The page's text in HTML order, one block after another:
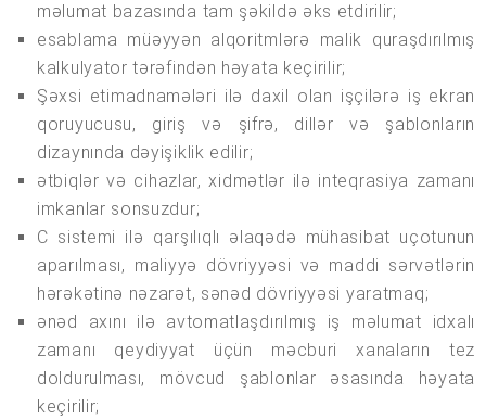
məlumat bazasında tam şəkildə əks etdirilir;
esablama müəyyən alqoritmlərə malik quraşdırılmış
kalkulyator tərəfindən həyata keçirilir;
Şəxsi etimadnamələri ilə daxil olan işçilərə iş ekran
qoruyucusu, giriş və şifrə, dillər və şablonların
dizaynında dəyişiklik edilir;
ətbiqlər və cihazlar, xidmətlər ilə inteqrasiya zamanı
imkanlar sonsuzdur;
C sistemi ilə qarşılıqlı əlaqədə mühasibat uçotunun
aparılması, maliyyə dövriyyəsi və maddi sərvətlərin
hərəkətinə nəzarət, sənəd dövriyyəsi yaratmaq;
ənəd axını ilə avtomatlaşdırılmış iş məlumat idxalı
zamanı qeydiyyat üçün məcburi xanaların tez
doldurulması, mövcud şablonlar əsasında həyata
keçirilir;